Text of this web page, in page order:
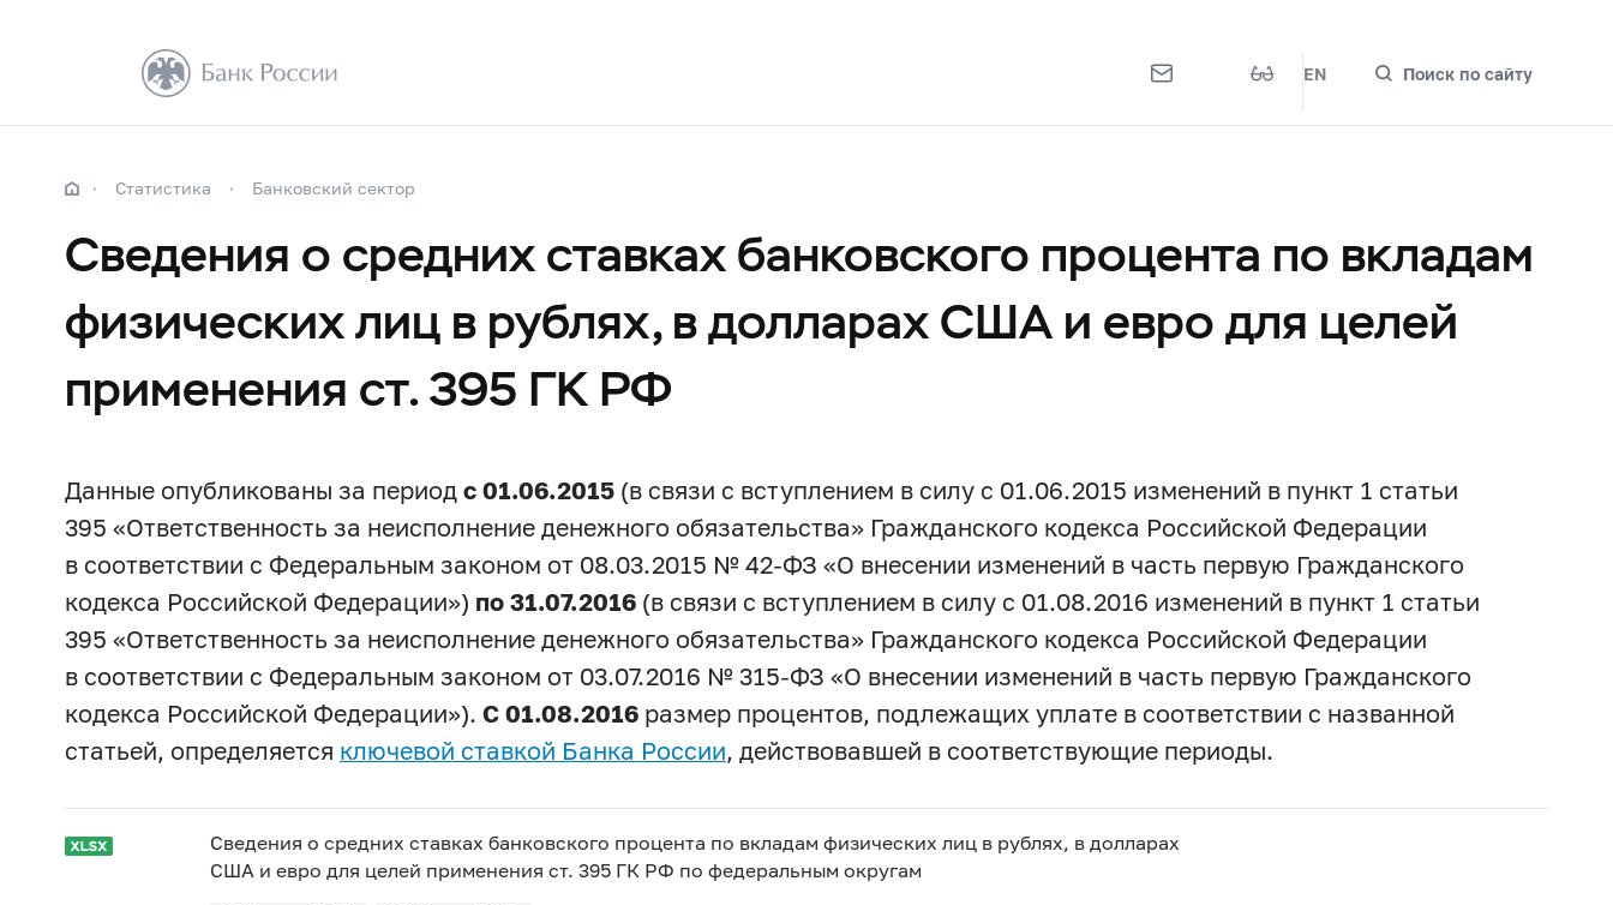
EN Поиск по сайту
Статистика Банковский сектор
Сведения о средних ставках банковского процента по вкладам
физических лиц в рублях, в долларах США и евро для целей
применения ст. 395 ГК РФ
Данные опубликованы за период с 01.06.2015(в связи с вступлением в силу с 01.06.2015 изменений в пункт 1 статьи
395 «Ответственность за неисполнение денежного обязательства» Гражданского кодекса Российской Федерации
в соответствии с Федеральным законом от 08.03.2015 № 42-ФЗ «О внесении изменений в часть первую Гражданского
кодекса Российской Федерации») по 31.07.2016(в связи с вступлением в силу с 01.08.2016 изменений в пункт 1 статьи
395 «Ответственность за неисполнение денежного обязательства» Гражданского кодекса Российской Федерации
в соответствии с Федеральным законом от 03.07.2016 № 315-ФЗ «О внесении изменений в часть первую Гражданского
кодекса Российской Федерации»). C 01.08.2016размер процентов, подлежащих уплате в соответствии с названной
статьей, определяется ключевой ставкой Банка России, действовавшей в соответствующие периоды.
Сведения о средних ставках банковского процента по вкладам физических лиц в рублях, в долларах
США и евро для целей применения ст. 395 ГК РФ по федеральным округам